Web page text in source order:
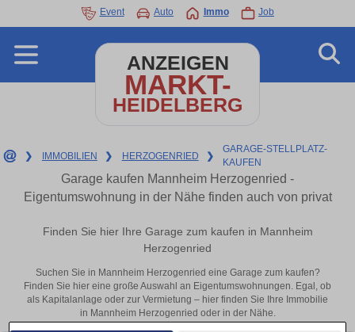
Event Auto Immo Job
ANZEIGEN
MARKT-
HEIDELBERG
❯ IMMOBILIEN ❯ HERZOGENRIED ❯
GARAGE-STELLPLATZ-
KAUFEN
Garage kaufen Mannheim Herzogenried -
Eigentumswohnung in der Nähe finden auch von privat
Finden Sie hier Ihre Garage zum kaufen in Mannheim
Herzogenried
Suchen Sie in Mannheim Herzogenried eine Garage zum kaufen?
Finden Sie hier eine große Auswahl an Eigentumswohnungen. Egal, ob
als Kapitalanlage oder zur Vermietung – hier finden Sie Ihre Immobilie
in Mannheim Herzogenried oder in der Nähe.